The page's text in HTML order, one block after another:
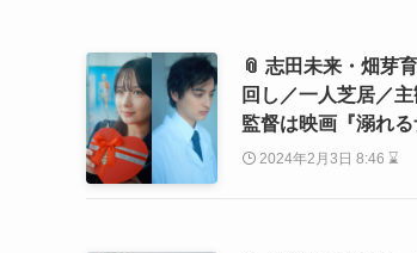
📎 志田未来・畑芽
回し／一人芝居／
監督は映画『溺れ
2024年2月3日 8:46 ⌛